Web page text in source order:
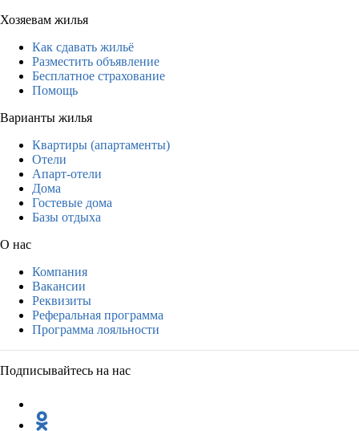
Хозяевам жилья
Как сдавать жильё
Разместить объявление
Бесплатное страхование
Помощь
Варианты жилья
Квартиры (апартаменты)
Отели
Апарт-отели
Дома
Гостевые дома
Базы отдыха
О нас
Компания
Вакансии
Реквизиты
Реферальная программа
Программа лояльности
Подписывайтесь на нас